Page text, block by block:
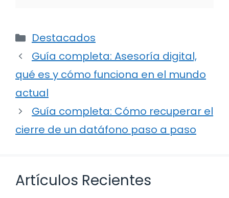
Categorías
Destacados
Guía completa: Asesoría digital,
qué es y cómo funciona en el mundo
actual
Guía completa: Cómo recuperar el
cierre de un datáfono paso a paso
Artículos Recientes